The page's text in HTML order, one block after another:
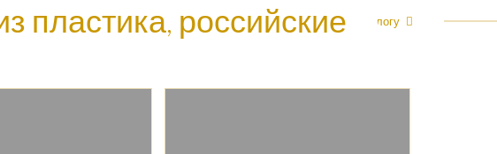
пластика, российскиеНазад к каталогу